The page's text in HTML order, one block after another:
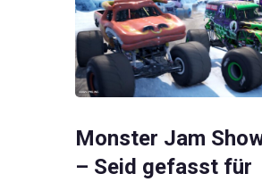
Monster Jam
– Seid gefasst für